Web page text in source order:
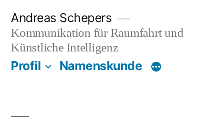
Inhalt
springen
Andreas Schepers
Kommunikation für Raumfahrt und
Künstliche Intelligenz
Profil Namenskunde